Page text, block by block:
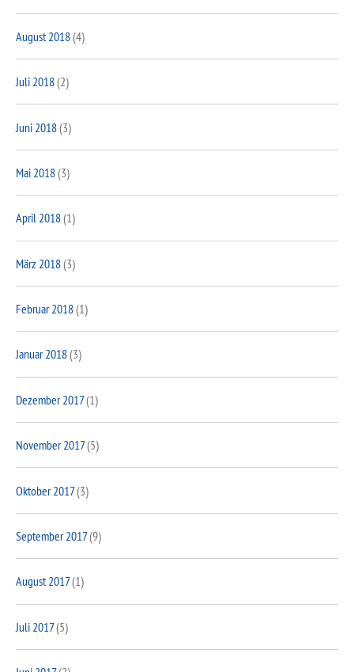
August 2018(4)
Juli 2018(2)
Juni 2018(3)
Mai 2018(3)
April 2018(1)
März 2018(3)
Februar 2018(1)
Januar 2018(3)
Dezember 2017(1)
November 2017(5)
Oktober 2017(3)
September 2017(9)
August 2017(1)
Juli 2017(5)